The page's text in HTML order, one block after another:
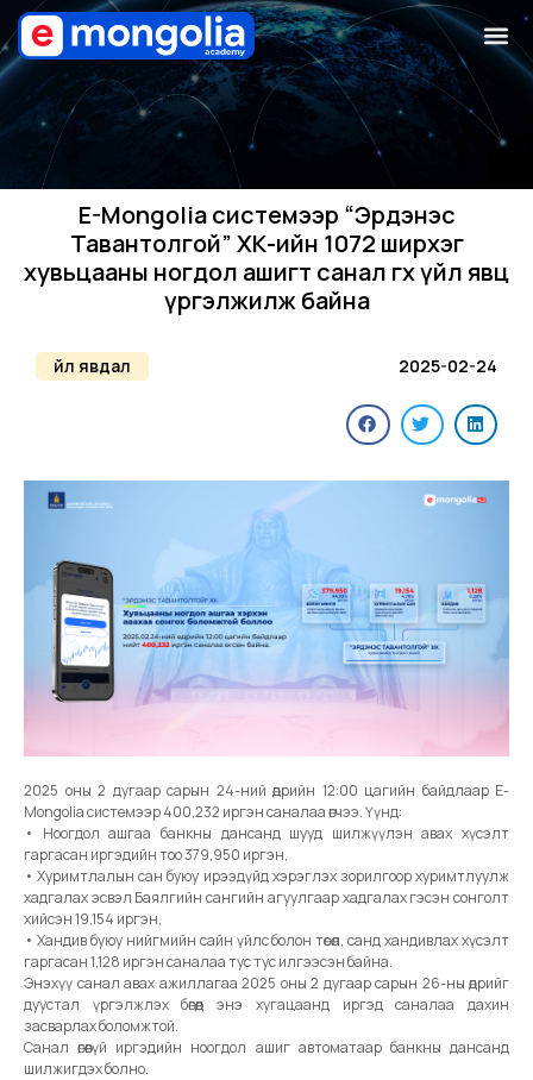
E-Mongolia системээр “Эрдэнэс
Тавантолгой” ХК-ийн 1072 ширхэг
хувьцааны ногдол ашигт санал өгөх үйл явц
үргэлжилж байна
Үйл явдал 2025-02-24
2025 оны 2 дугаар сарын 24-ний өдрийн 12:00 цагийн байдлаар E-
Mongolia системээр 400,232 иргэн саналаа өгчээ. Үүнд:
• Ноогдол ашгаа банкны дансанд шууд шилжүүлэн авах хүсэлт
гаргасан иргэдийн тоо 379,950 иргэн,
• Хуримтлалын сан буюу ирээдүйд хэрэглэх зорилгоор хуримтлуулж
хадгалах эсвэл Баялгийн сангийн агуулгаар хадгалах гэсэн сонголт
хийсэн 19,154 иргэн,
• Хандив буюу нийгмийн сайн үйлс болон төсөл, санд хандивлах хүсэлт
гаргасан 1,128 иргэн саналаа тус тус илгээсэн байна.
Энэхүү санал авах ажиллагаа 2025 оны 2 дугаар сарын 26-ны өдрийг
дуустал үргэлжлэх бөгөөд энэ хугацаанд иргэд саналаа дахин
засварлах боломжтой.
Санал өгөөгүй иргэдийн ноогдол ашиг автоматаар банкны дансанд
шилжигдэх болно.